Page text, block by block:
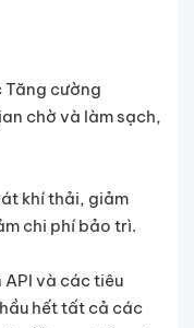
Tăng cường
chờ và làm sạch,
khí thải, giảm
chi phí bảo trì.
và các tiêu
hết tất cả các